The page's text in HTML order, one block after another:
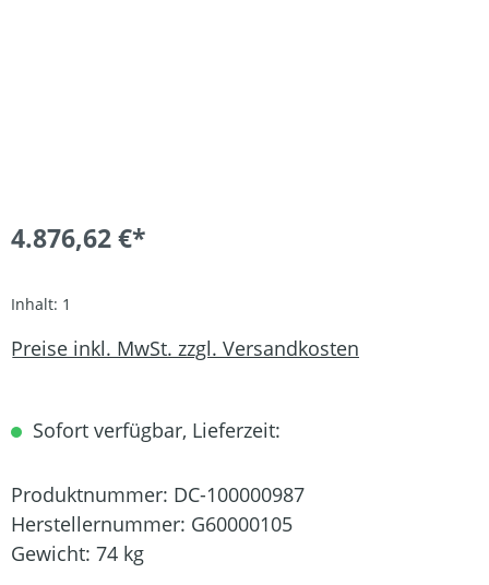
4.876,62 €*
Inhalt: 1
Preise inkl. MwSt. zzgl. Versandkosten
Sofort verfügbar, Lieferzeit:
Produktnummer: DC-100000987
Herstellernummer: G60000105
Gewicht: 74 kg